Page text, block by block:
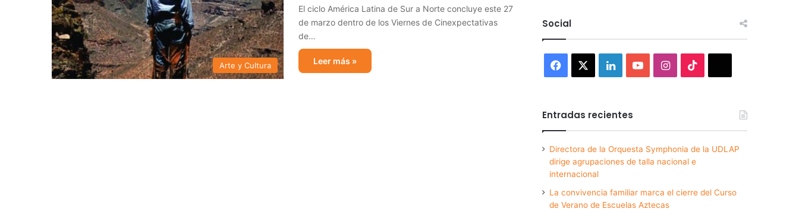
Arte y Cultura
El ciclo América Latina de Sur a Norte concluye este 27
de marzo dentro de los Viernes de Cinexpectativas
de…
Leer más »
Social
Facebook LinkedInYouTubeInstagram
Entradas recientes
Directora de la Orquesta Symphonia de la UDLAP
dirige agrupaciones de talla nacional e
internacional
La convivencia familiar marca el cierre del Curso
de Verano de Escuelas Aztecas